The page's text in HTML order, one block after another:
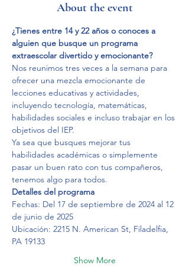
About the event
¿Tienes entre 14 y 22 años o conoces a
alguien que busque un programa
extraescolar divertido y emocionante?
Nos reunimos tres veces a la semana para
ofrecer una mezcla emocionante de
lecciones educativas y actividades,
incluyendo tecnología, matemáticas,
habilidades sociales e incluso trabajar en los
objetivos del IEP.
Ya sea que busques mejorar tus
habilidades académicas o simplemente
pasar un buen rato con tus compañeros,
tenemos algo para todos.
Detalles del programa
Fechas: Del 17 de septiembre de 2024 al 12
de junio de 2025
Ubicación: 2215 N. American St, Filadelfia,
PA 19133
Show More